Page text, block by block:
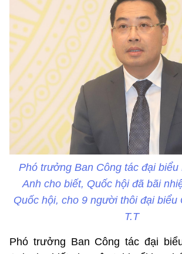
Phó trưởng Ban Công tác đại biểu
Anh cho biết, Quốc hội đã bãi
Quốc hội, cho 9 người thôi đại biểu
T.T
Phó trưởng Ban Công tác đại